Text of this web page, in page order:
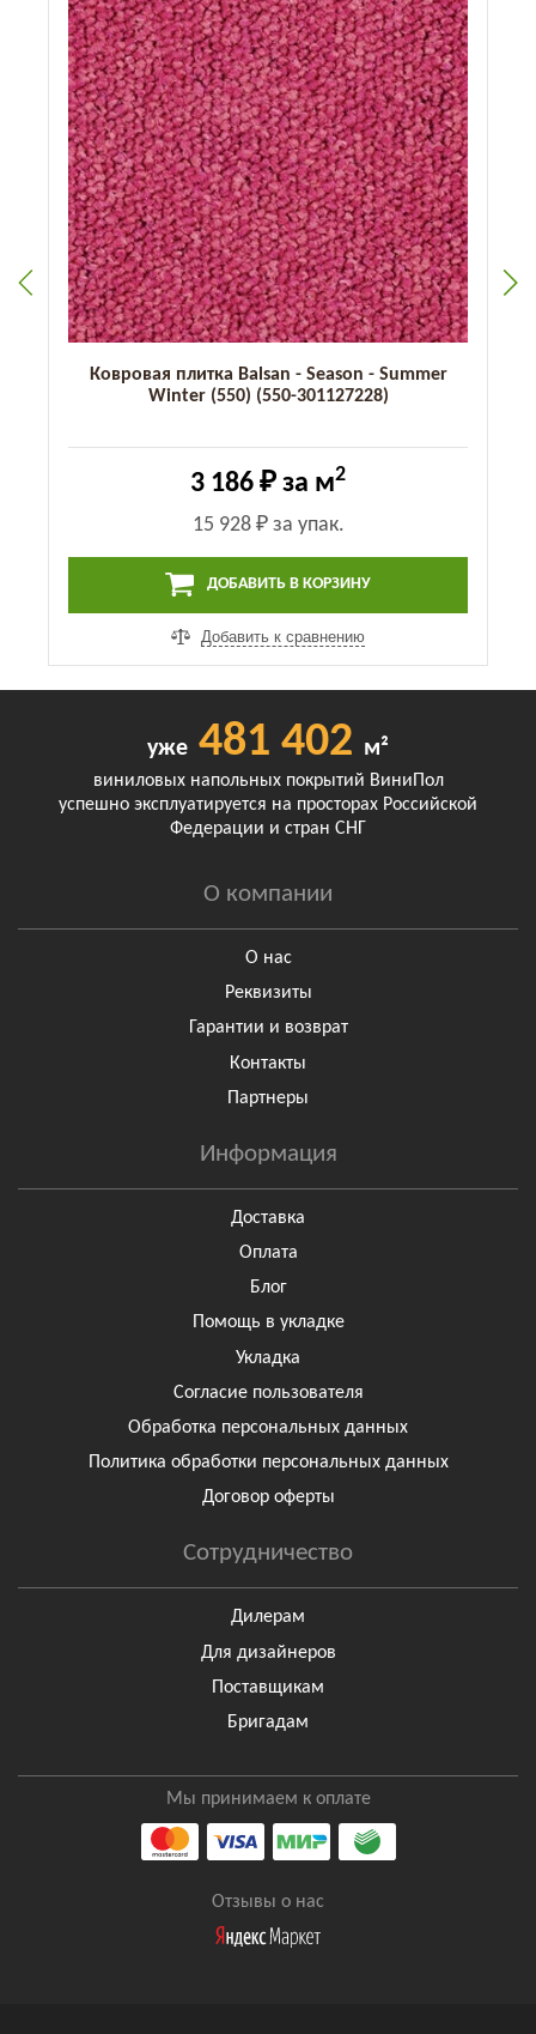
Ковровая плитка Balsan - Season - Summer
Winter (550) (550-301127228)
3 186 ₽ за м2
15 928 ₽за упак.
ДОБАВИТЬ В КОРЗИНУ
Добавить к сравнению
уже 481 402 м²
виниловых напольных покрытий ВиниПол
успешно эксплуатируется на просторах Российской
Федерации и стран СНГ
О компании
О нас
Реквизиты
Гарантии и возврат
Контакты
Партнеры
Информация
Доставка
Оплата
Блог
Помощь в укладке
Укладка
Согласие пользователя
Обработка персональных данных
Политика обработки персональных данных
Договор оферты
Сотрудничество
Дилерам
Для дизайнеров
Поставщикам
Бригадам
Мы принимаем к оплате
Отзывы о нас